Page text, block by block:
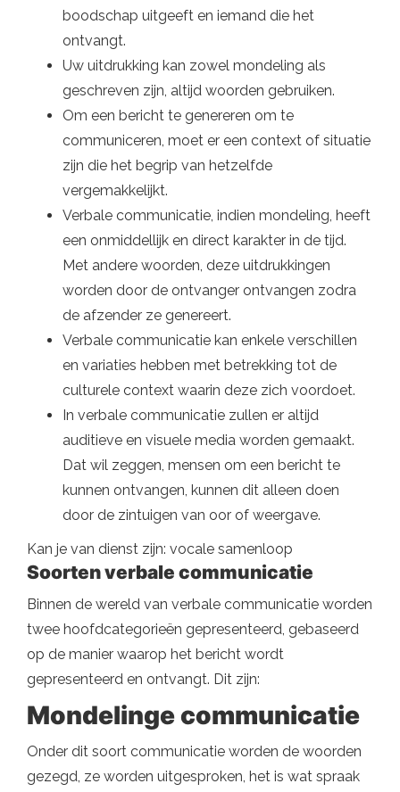
boodschap uitgeeft en iemand die het
ontvangt.
Uw uitdrukking kan zowel mondeling als
geschreven zijn, altijd woorden gebruiken.
Om een ​​bericht te genereren om te
communiceren, moet er een context of situatie
zijn die het begrip van hetzelfde
vergemakkelijkt.
Verbale communicatie, indien mondeling, heeft
een onmiddellijk en direct karakter in de tijd.
Met andere woorden, deze uitdrukkingen
worden door de ontvanger ontvangen zodra
de afzender ze genereert.
Verbale communicatie kan enkele verschillen
en variaties hebben met betrekking tot de
culturele context waarin deze zich voordoet.
In verbale communicatie zullen er altijd
auditieve en visuele media worden gemaakt.
Dat wil zeggen, mensen om een ​​bericht te
kunnen ontvangen, kunnen dit alleen doen
door de zintuigen van oor of weergave.
Kan je van dienst zijn: vocale samenloop
Soorten verbale communicatie
Binnen de wereld van verbale communicatie worden
twee hoofdcategorieën gepresenteerd, gebaseerd
op de manier waarop het bericht wordt
gepresenteerd en ontvangt. Dit zijn:
Mondelinge communicatie
Onder dit soort communicatie worden de woorden
gezegd, ze worden uitgesproken, het is wat spraak